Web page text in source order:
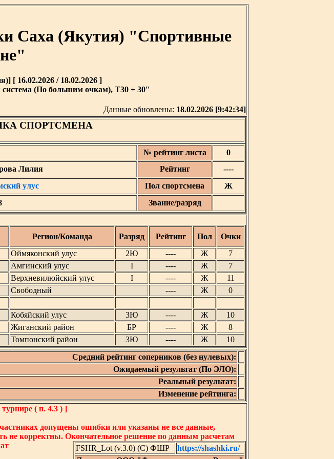
Саха (Якутия) "Спортивные
[ 16.02.2026 / 18.02.2026 ]
(По большим очкам), T30 + 30''
Данные обновлены: 18.02.2026 [9:42:34]
СПОРТСМЕНА
№ рейтинг листа
0
Лилия Рейтинг
----
улус Пол спортсмена
Ж
Звание/разряд
Регион/Команда Разряд Рейтинг Пол
Очки
Оймяконский улус 2Ю ---- Ж
7
Амгинский улус I ---- Ж
7
Верхневилюйский улус I ---- Ж
11
Свободный ---- Ж
0
Кобяйский улус 3Ю ---- Ж
10
Жиганский район БР ---- Ж
8
Томпонский район 3Ю ---- Ж
10
Средний рейтинг соперников (без нулевых):
Ожидаемый результат (По ЭЛО):
Реальный результат:
Изменение рейтинга:
( п. 4.3 ) ]
допущены ошибки или указаны не все данные,
не корректны. Окончательное решение по данным расчетам
FSHR_Lot (v.3.0) (C) ФШР
https://shashki.ru/